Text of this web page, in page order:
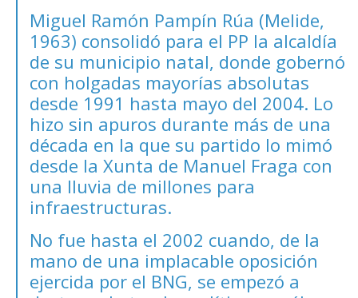
Miguel Ramón Pampín Rúa (Melide,
1963) consolidó para el PP la alcaldía
de su municipio natal, donde gobernó
con holgadas mayorías absolutas
desde 1991 hasta mayo del 2004. Lo
hizo sin apuros durante más de una
década en la que su partido lo mimó
desde la Xunta de Manuel Fraga con
una lluvia de millones para
infraestructuras.
No fue hasta el 2002 cuando, de la
mano de una implacable oposición
ejercida por el BNG, se empezó a